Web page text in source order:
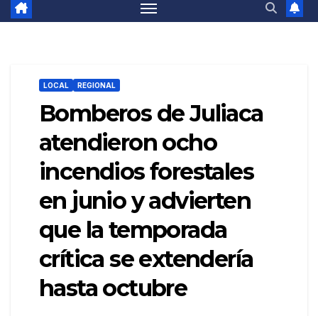
LOCAL REGIONAL
Bomberos de Juliaca
atendieron ocho
incendios forestales
en junio y advierten
que la temporada
crítica se extendería
hasta octubre